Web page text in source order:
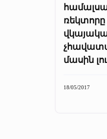
ռեկտորը
մասին
18/05/2017